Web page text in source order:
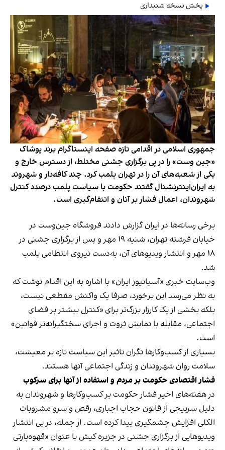
پخش نسخه شنیداری
جمهوری اسلامی در اقدامی تازه صفحه اینستاگرام برند پوشاک
«جین وست» را در پی برگزاری جشنی مختلط، از دسترس خارج و
یکی از شعبه‌های آن را در تهران پلمب کرد. چند کافه‌‌دار و شهروند
به ایران‌اینترنشنال گفتند حکومت با سیاست پلمب درصدد کنترل
شهروندان، اعمال فشار بر آنان و انتقام‌گیری است.
برخی رسانه‌ها در ایران گزارش دادند فروشگاه جین‌وست در
خیابان فرشته تهران، شنبه ۱۹ مهر و پس از برگزاری جشنی در
۱۸ مهر و انتشار ویدیوهای آن، به‌دست نیروی انتظامی پلمب
شد.
وب‌سایت خبری «آسیانیوز ایران» با اشاره به این اقدام نوشت که
به نظر می‌رسد این برخورد، صرفا یک واکنش مقطعی نیست،
بلکه بخشی از یک کارزار بزرگ‌تر برای «کنترل بیشتر بر فضای
اجتماعی، مقابله با نمایش ثروت و اجرای سختگیرانه‌تر قوانین»
است.
بسیاری از کسب‌وکارها نگران تاثیر این سیاست‌ تازه بر معیشت،
سلامت روان شهروندان و زندگی اجتماعی آنها هستند.
فشار اقتصادی حکومت بر مردم و استفاده از آنها برای سرکوب
در هفته‌های اخیر فشار حکومت بر کسب‌وکارها و شهروندان به
دلیل سرپیچی از قانون حجاب اجباری، رقص و سرو مشروبات
الکلی افزایش چشمگیری پیدا کرده است. از جمله، در پی انتشار
ویدیوهایی از برگزاری جشنی در جزیره کیش با عنوان «قهوه‌پارتی